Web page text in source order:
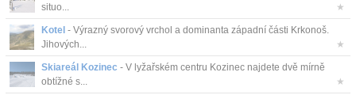
situo...
★
Kotel - Výrazný svorový vrchol a dominanta západní části Krkonoš.
Jihových...
★
Skiareál Kozinec - V lyžařském centru Kozinec najdete dvě mírně
obtížné s...
★